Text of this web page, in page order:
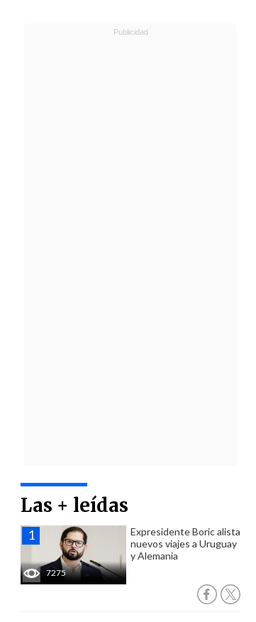
Las + leídas
7275
Expresidente Boric alista
nuevos viajes a Uruguay
y Alemania